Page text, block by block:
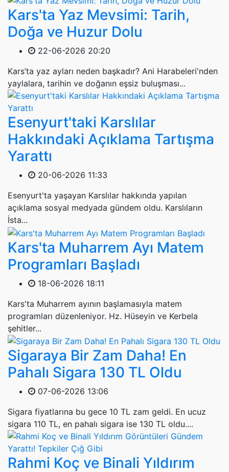
Kars'ta Yaz Mevsimi: Tarih,
Doğa ve Huzur Dolu
22-06-2026 20:20
Kars’ta yaz ayları neden başkadır? Ani Harabeleri'nden
yaylalara, tarihin ve doğanın eşsiz buluşması...
Esenyurt'taki Karslılar
Hakkındaki Açıklama Tartışma
Yarattı
20-06-2026 11:33
Esenyurt'ta yaşayan Karslılar hakkında yapılan
açıklama sosyal medyada gündem oldu. Karslıların
İsta...
Kars'ta Muharrem Ayı Matem
Programları Başladı
18-06-2026 18:11
Kars'ta Muharrem ayının başlamasıyla matem
programları düzenleniyor. Hz. Hüseyin ve Kerbela
şehitler...
Sigaraya Bir Zam Daha! En
Pahalı Sigara 130 TL Oldu
07-06-2026 13:06
Sigara fiyatlarına bu gece 10 TL zam geldi. En ucuz
sigara 110 TL, en pahalı sigara ise 130 TL oldu....
Rahmi Koç ve Binali Yıldırım